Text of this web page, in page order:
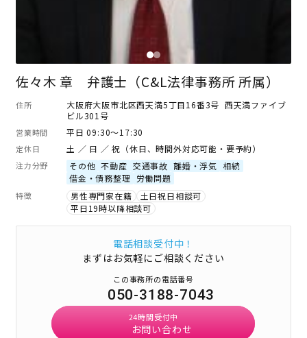
佐々木 章 弁護士（C&L法律事務所 所属）
住所
大阪府大阪市北区西天満5丁目16番3号 西天満ファイブ
ビル301号
営業時間 平日 09:30～17:30
定休日 土 ／ 日 ／ 祝（休日、時間外対応可能・要予約）
注力分野 その他 不動産 交通事故 離婚・浮気
相続
借金・債務整理
労働問題
特徴 男性専門家在籍
土日祝日相談可
平日19時以降相談可
電話相談受付中！
まずはお気軽にご相談ください
この事務所の電話番号
050-3188-7043
24時間受付中
お問い合わせ